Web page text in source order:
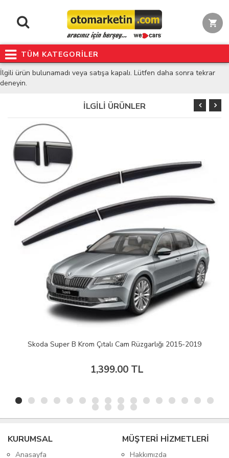
TÜM KATEGORİLER
İlgili ürün bulunamadı veya satışa kapalı. Lütfen daha sonra tekrar
deneyin.
İLGİLİ ÜRÜNLER
Skoda Super B Krom Çıtalı Cam Rüzgarlığı 2015-2019
1,399.00 TL
KURUMSAL
Anasayfa
MÜŞTERİ HİZMETLERİ
Hakkımızda